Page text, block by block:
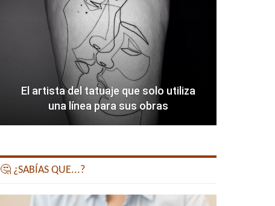
El artista del tatuaje que solo utiliza
una línea para sus obras
🤔 ¿SABÍAS QUE...?